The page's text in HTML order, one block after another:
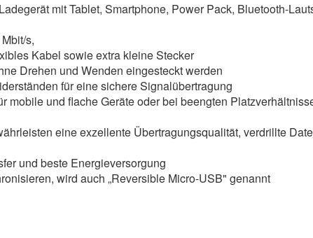
mit Tablet, Smartphone, Power Pack, Bluetooth-
s,
Kabel sowie extra kleine Stecker
Drehen und Wenden eingesteckt werden
für eine sichere Signalübertragung
mobile und flache Geräte oder bei beengten
eine exzellente Übertragungsqualität, verdrillte
und beste Energieversorgung
wird auch „Reversible Micro-USB" genannt